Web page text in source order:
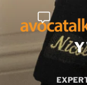
contenu